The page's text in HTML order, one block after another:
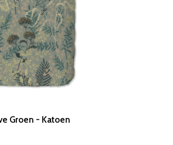
Groen - Katoen